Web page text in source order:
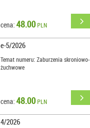
cena:48.00PLN
e-5/2026
Temat numeru: Zaburzenia skroniowo-
żuchwowe
cena:48.00PLN
4/2026